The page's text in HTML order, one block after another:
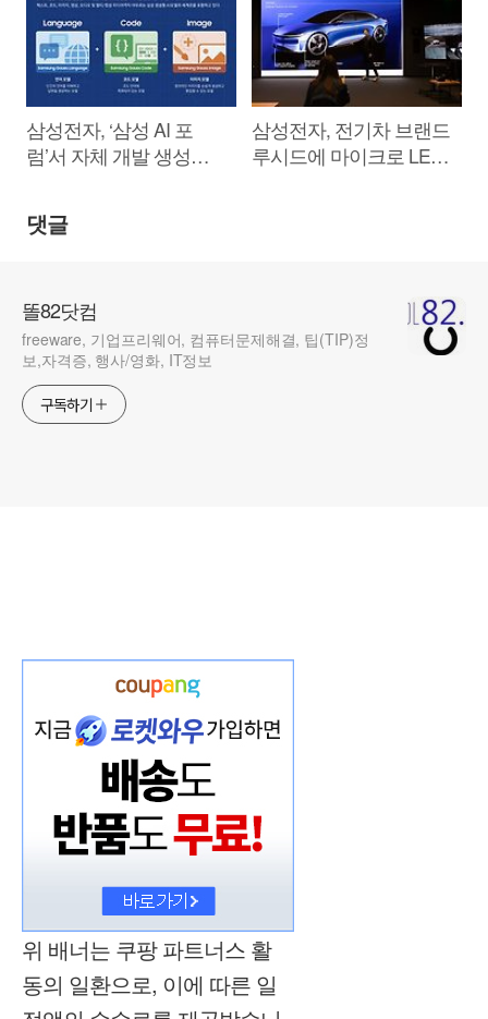
삼성전자, ‘삼성 AI 포
럼’서 자체 개발 생성형
삼성전자, 전기차 브랜드
루시드에 마이크로 LED
댓글
똘82닷컴
freeware, 기업프리웨어, 컴퓨터문제해결, 팁(TIP)정
보,자격증, 행사/영화, IT정보
구독하기
위 배너는 쿠팡 파트너스 활
동의 일환으로, 이에 따른 일